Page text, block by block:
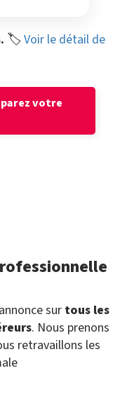
🏷️Voir le détail de
votre
sur tous les
. Nous prenons
retravaillons les